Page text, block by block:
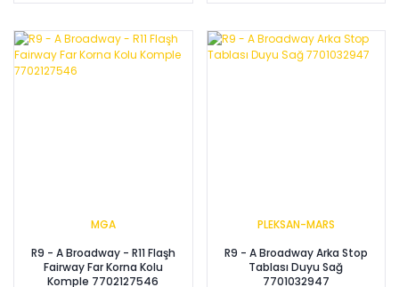
MGA
R9 - A Broadway - R11 Flaşh
Fairway Far Korna Kolu
Komple 7702127546
PLEKSAN-MARS
R9 - A Broadway Arka Stop
Tablası Duyu Sağ
7701032947